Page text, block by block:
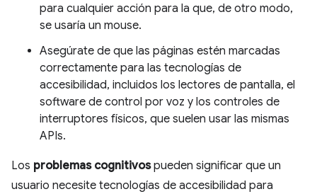
para cualquier acción para la que, de otro modo,
se usaría un mouse.
Asegúrate de que las páginas estén marcadas
correctamente para las tecnologías de
accesibilidad, incluidos los lectores de pantalla, el
software de control por voz y los controles de
interruptores físicos, que suelen usar las mismas
APIs.
Los problemas cognitivospueden significar que un
usuario necesite tecnologías de accesibilidad para